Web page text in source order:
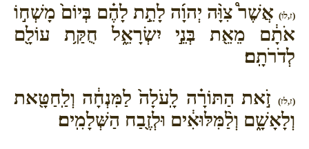
(ז,לו) אֲשֶׁר֩ צִוָּ֨ה יְהוָ֜ה לָתֵ֣ת לָהֶ֗ם בְּיוֹם֙ מָשְׁח֣וֹ
אֹתָ֔ם מֵאֵ֖ת בְּנֵ֣י יִשְׂרָאֵ֑ל חֻקַּ֥ת עוֹלָ֖ם
לְדֹרֹתָֽם׃
(ז,לז)
זֹ֣את הַתּוֹרָ֗ה לָֽעֹלָה֙ לַמִּנְחָ֔ה וְלַֽחַטָּ֖את
וְלָאָשָׁ֑ם וְלַ֨מִּלּוּאִ֔ים וּלְזֶ֖בַח הַשְּׁלָמִֽים׃